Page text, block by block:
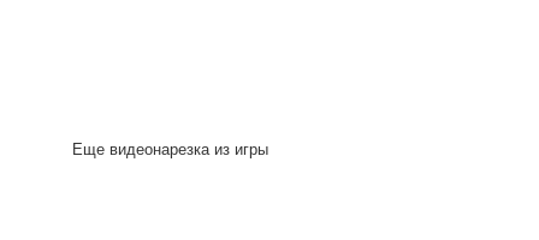
Еще видеонарезка из игры